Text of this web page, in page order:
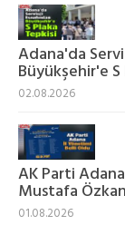
Adana'da
Büyükşehir'e
02.08.2026
AK Parti
Mustafa
01.08.2026